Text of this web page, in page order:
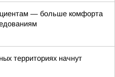
— больше комфорта
территориях начнут